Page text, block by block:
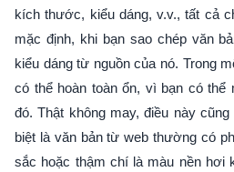
kích thước, kiểu dáng, v.v., tất cả
mặc định, khi bạn sao chép văn
kiểu dáng từ nguồn của nó. Trong
có thể hoàn toàn ổn, vì bạn có thể
đó. Thật không may, điều này
biệt là văn bản từ web thường có
sắc hoặc thậm chí là màu nền hơi